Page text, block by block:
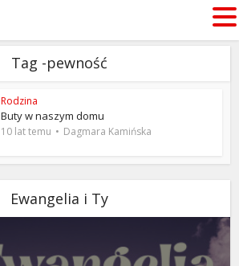
Tag -pewność
Rodzina
Buty w naszym domu
10 lat temu Dagmara Kamińska
Ewangelia i Ty